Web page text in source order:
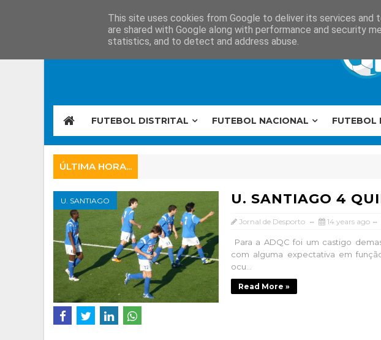
FUTEBOL DISTRITAL FUTEBOL NACIONAL FUTEBOL
ÚLTIMA HORA...
U. SANTIAGO U. SANTIAGO 4
Jornal de Desporto 14 years ago
Para a ADQC foi um castigo
com alguma expectativa em
ocu...
Read More »
This site uses cookies from Google to deliver its services and
are shared with Google along with performance and security
statistics, and to detect and address abuse.